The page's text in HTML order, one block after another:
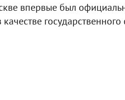
впервые был